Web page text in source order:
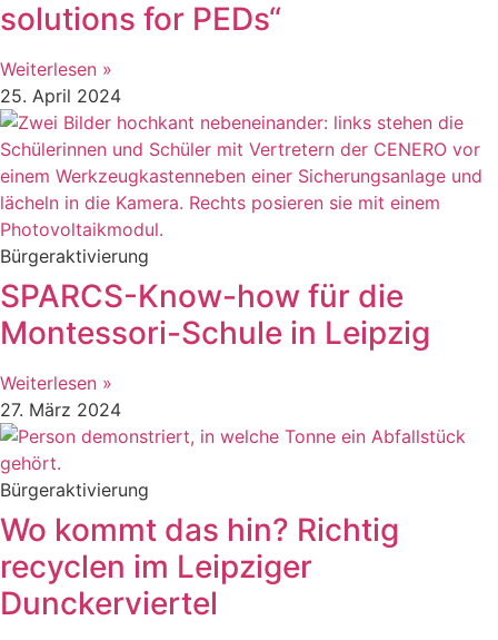
solutions for PEDs“
Weiterlesen »
25. April 2024
Bürgeraktivierung
SPARCS-Know-how für die
Montessori-Schule in Leipzig
Weiterlesen »
27. März 2024
Bürgeraktivierung
Wo kommt das hin? Richtig
recyclen im Leipziger
Dunckerviertel